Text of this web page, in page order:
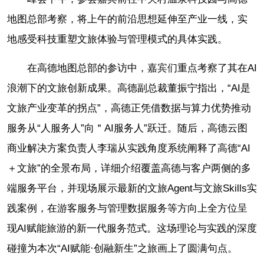
地图总部考察，将上午的前沿思想延伸至产业一线，实
地感受科技重塑文旅体验与管理模式的具体实践。
在高德地图总部的参访中，嘉宾们重点考察了其在AI
浪潮下的文旅创新成果。高德副总裁董振宁指出，“AI是
文旅产业变革的拐点”，高德正凭借数据与算力优势推动
服务从“人服务人”向＂AI服务人”跃迁。随后，高德云图
商业解决方案负责人李瑞从实践角度系统阐释了高德“AI
＋文旅”的全景布局，详细介绍覆盖高德与客户两侧的多
端服务平台，并现场展示最新的文旅Agent与文旅Skills实
践案例，在游客服务与管理数据服务等方向上全方位呈
现AI赋能旅游的新一代服务范式。这场理论与实践的深度
碰撞为本次“AI赋能·创融新生”之旅画上了圆满句点。